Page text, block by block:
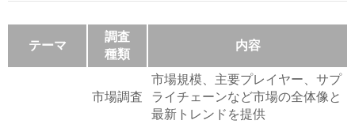
テーマ
調査
種類
内容
市場調査
市場規模、主要プレイヤー、サプ
ライチェーンなど市場の全体像と
最新トレンドを提供